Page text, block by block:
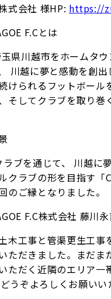
式会社 様HP: https://
F.Cとは
県川越市をホームタ
川越に夢と感動を創
けられるフットボー
そしてクラブを取り
ラブを通じて、 川越に
クラブの形を目指す「
のご縁となりました。
F.C株式会社 藤川
木工事と管渠更生工
ただきました。まだ
ただく近隣のエリア一
うぞよろしくお願いい